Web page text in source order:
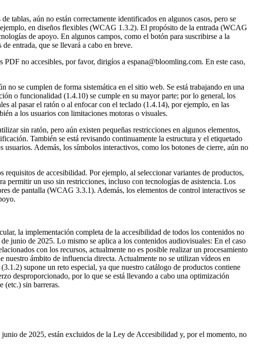
tablas, aún no están correctamente identificados en algunos casos, pero se
en diseños flexibles (WCAG 1.3.2). El propósito de la entrada (WCAG
de apoyo. En algunos campos, como el botón para suscribirse a la
entrada, que se llevará a cabo en breve.
no accesibles, por favor, dirigíos a espana@bloomling.com. En este caso,
se cumplen de forma sistemática en el sitio web. Se está trabajando en una
o funcionalidad (1.4.10) se cumple en su mayor parte; por lo general, los
al pasar el ratón o al enfocar con el teclado (1.4.14), por ejemplo, en las
a los usuarios con limitaciones motoras o visuales.
sin ratón, pero aún existen pequeñas restricciones en algunos elementos,
También se está revisando continuamente la estructura y el etiquetado
Además, los símbolos interactivos, como los botones de cierre, aún no
de accesibilidad. Por ejemplo, al seleccionar variantes de productos,
permitir un uso sin restricciones, incluso con tecnologías de asistencia. Los
de pantalla (WCAG 3.3.1). Además, los elementos de control interactivos se
la implementación completa de la accesibilidad de todos los contenidos no
junio de 2025. Lo mismo se aplica a los contenidos audiovisuales: En el caso
con los recursos, actualmente no es posible realizar un procesamiento
nuestro ámbito de influencia directa. Actualmente no se utilizan vídeos en
supone un reto especial, ya que nuestro catálogo de productos contiene
desproporcionado, por lo que se está llevando a cabo una optimización
(etc.) sin barreras.
de 2025, están excluidos de la Ley de Accesibilidad y, por el momento, no